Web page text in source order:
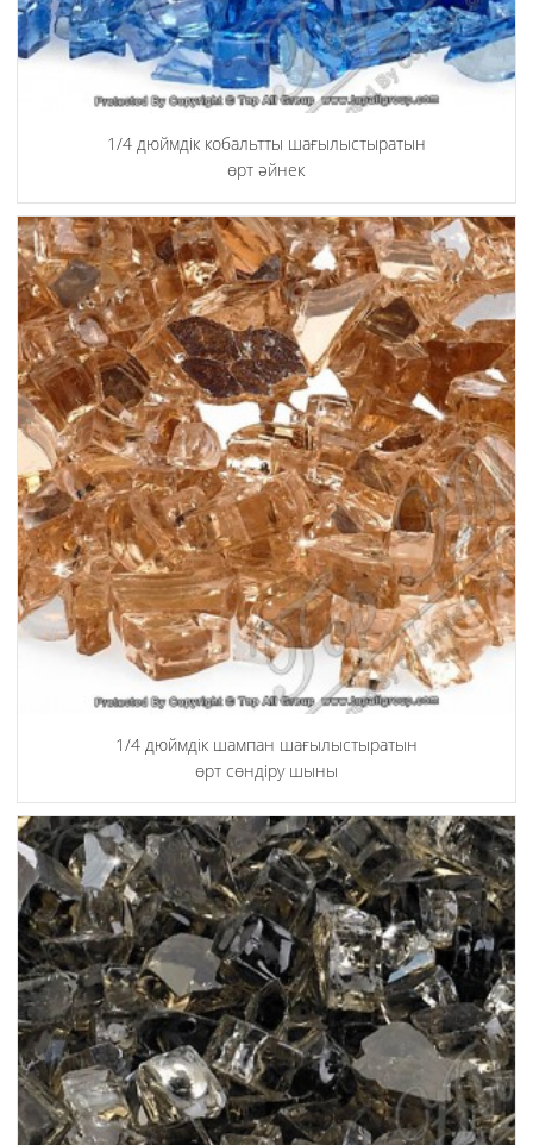
1/4 дюймдік кобальтты шағылыстыратын
өрт әйнек
1/4 дюймдік шампан шағылыстыратын
өрт сөндіру шыны